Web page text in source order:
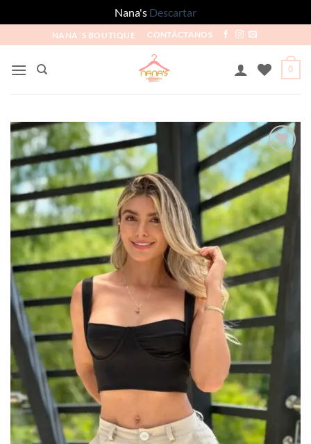
Nana's Descartar
NANA´S BOUTIQUE CONTÁCTANOS
0
Añadir
a la
lista
de
deseos